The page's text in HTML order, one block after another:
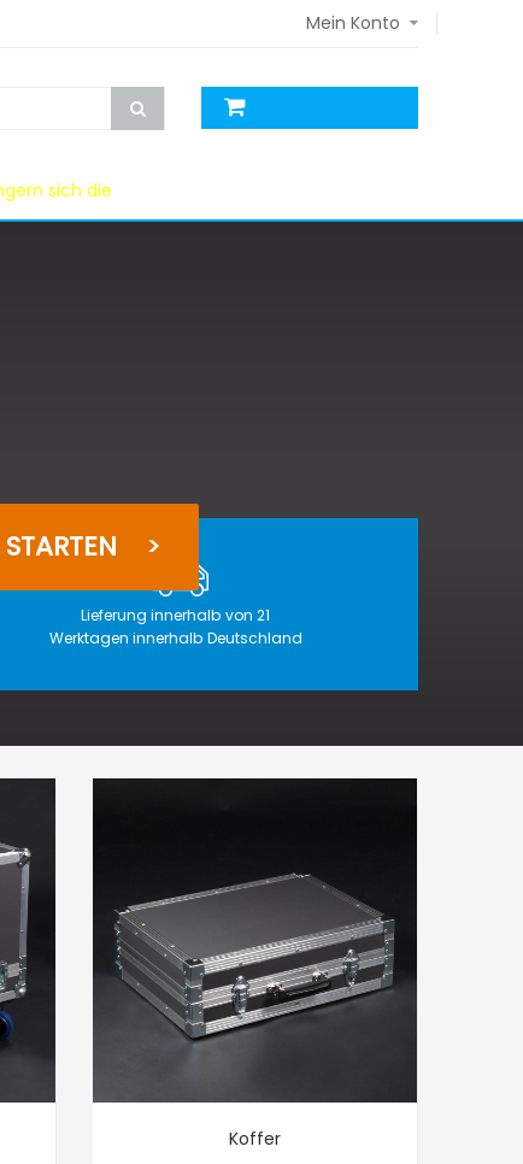
Mein Konto
sich die
Lieferung innerhalb von 21
Werktagen innerhalb Deutschland
Koffer